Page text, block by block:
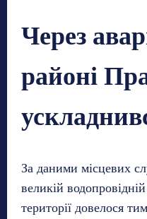
Через
районі
За даними місцевих
великій
території довелося